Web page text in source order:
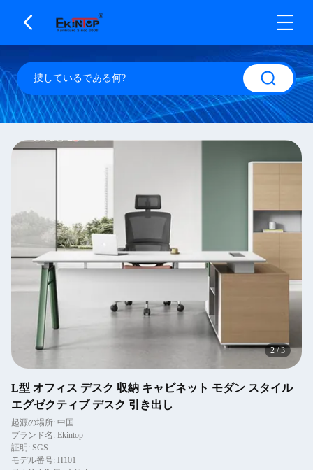
2/3
L型 オフィス デスク 収納 キャビネット モダン スタイル
エグゼクティブ デスク 引き出し
起源の場所: 中国
ブランド名: Ekintop
証明: SGS
モデル番号: H101